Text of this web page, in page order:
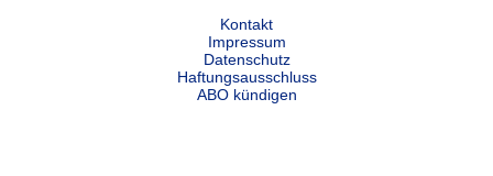
Kontakt
Impressum
Datenschutz
Haftungsausschluss
ABO kündigen